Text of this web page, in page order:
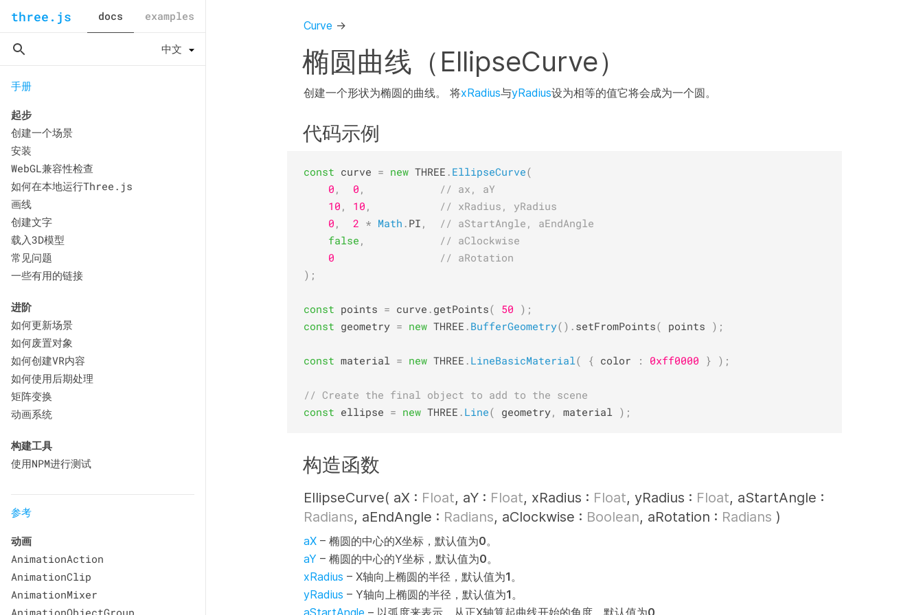
three.js docs examples
手册
起步
创建一个场景
安装
WebGL兼容性检查
如何在本地运行Three.js
画线
创建文字
载入3D模型
常见问题
一些有用的链接
进阶
如何更新场景
如何废置对象
如何创建VR内容
如何使用后期处理
矩阵变换
动画系统
构建工具
使用NPM进行测试
参考
动画
AnimationAction
AnimationClip
AnimationMixer
AnimationObjectGroup